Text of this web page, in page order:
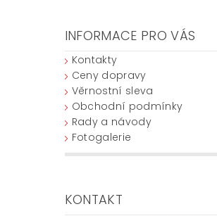
INFORMACE PRO VÁS
Kontakty
Ceny dopravy
Věrnostní sleva
Obchodní podmínky
Rady a návody
Fotogalerie
KONTAKT